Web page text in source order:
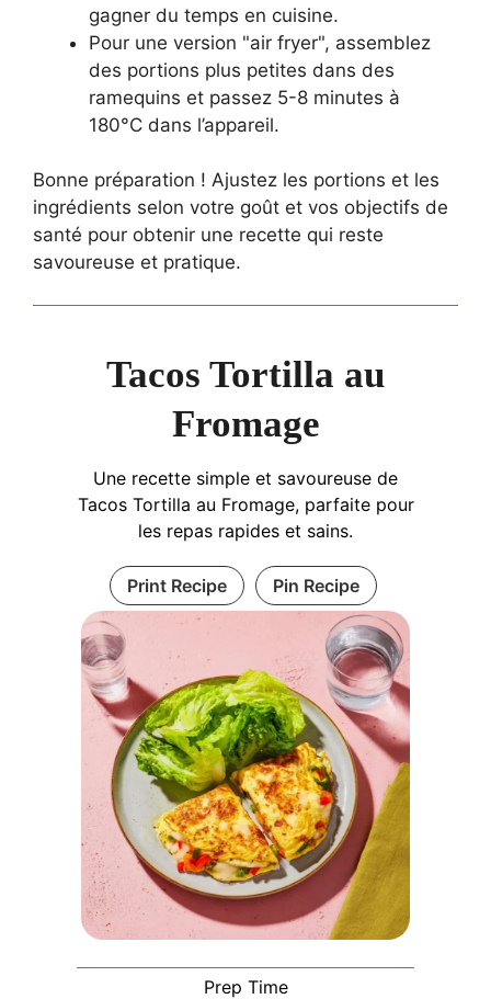
gagner du temps en cuisine.
Pour une version "air fryer", assemblez
des portions plus petites dans des
ramequins et passez 5-8 minutes à
180°C dans l’appareil.
Bonne préparation ! Ajustez les portions et les
ingrédients selon votre goût et vos objectifs de
santé pour obtenir une recette qui reste
savoureuse et pratique.
Tacos Tortilla au
Fromage
Une recette simple et savoureuse de
Tacos Tortilla au Fromage, parfaite pour
les repas rapides et sains.
Print Recipe Pin Recipe
Prep Time